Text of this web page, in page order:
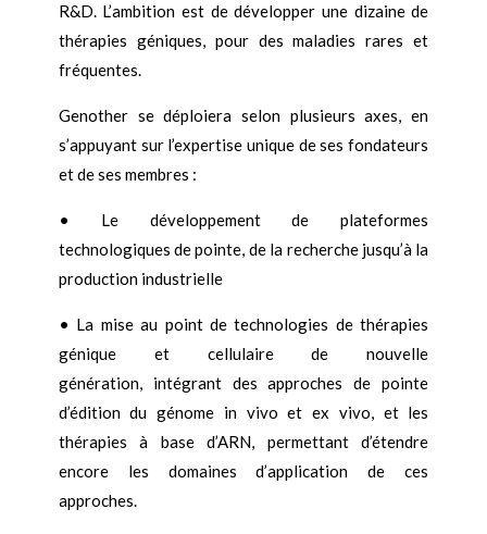
R&D. L’ambition est de développer une dizaine de
thérapies géniques, pour des maladies rares et
fréquentes.
Genother se déploiera selon plusieurs axes, en
s’appuyant sur l’expertise unique de ses fondateurs
et de ses membres :
• Le développement de plateformes
technologiques de pointe, de la recherche jusqu’à la
production industrielle
• La mise au point de technologies de thérapies
génique et cellulaire de nouvelle
génération, intégrant des approches de pointe
d’édition du génome in vivo et ex vivo, et les
thérapies à base d’ARN, permettant d’étendre
encore les domaines d’application de ces
approches.